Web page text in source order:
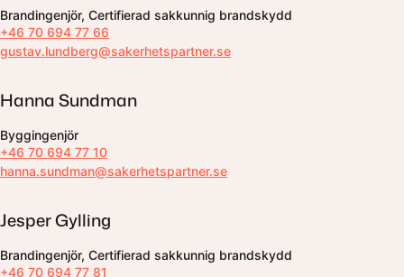
Brandingenjör, Certifierad sakkunnig brandskydd
+46 70 694 77 66
gustav.lundberg@sakerhetspartner.se
Hanna Sundman
Byggingenjör
+46 70 694 77 10
hanna.sundman@sakerhetspartner.se
Jesper Gylling
Brandingenjör, Certifierad sakkunnig brandskydd
+46 70 694 77 81